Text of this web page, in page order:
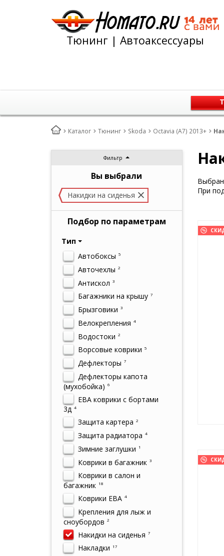
Тюнинг | Автоаксессуары
Каталог Тюнинг Skoda Octavia (A7) 2013+
Фильтр
Вы выбрали
Накидки на сиденья
Подбор по параметрам
Тип
Автобоксы 5
Авточехлы 2
Антискол 3
Багажники на крышу 7
Брызговики 3
Велокрепления 4
Водостоки 2
Ворсовые коврики 5
Дефлекторы 7
Дефлекторы капота
(мухобойка) 6
ЕВА коврики с бортами
3д 4
Защита картера 2
Защита радиатора 4
Зимние заглушки 1
Коврики в багажник 3
Коврики в салон и
багажник 18
Коврики ЕВА 4
Крепления для лыж и
сноубордов 2
Накидки на сиденья 7
Накладки 17
Выбран
При